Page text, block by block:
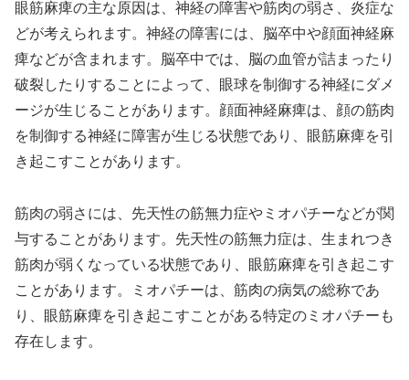
眼筋麻痺の主な原因は、神経の障害や筋肉の弱さ、炎症な
どが考えられます。神経の障害には、脳卒中や顔面神経麻
痺などが含まれます。脳卒中では、脳の血管が詰まったり
破裂したりすることによって、眼球を制御する神経にダメ
ージが生じることがあります。顔面神経麻痺は、顔の筋肉
を制御する神経に障害が生じる状態であり、眼筋麻痺を引
き起こすことがあります。
筋肉の弱さには、先天性の筋無力症やミオパチーなどが関
与することがあります。先天性の筋無力症は、生まれつき
筋肉が弱くなっている状態であり、眼筋麻痺を引き起こす
ことがあります。ミオパチーは、筋肉の病気の総称であ
り、眼筋麻痺を引き起こすことがある特定のミオパチーも
存在します。